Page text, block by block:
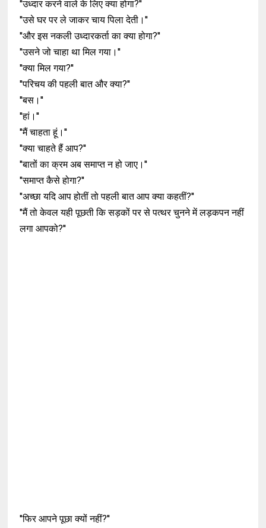
''उध्दार करने वाले के लिए क्या होगा?''
''उसे घर पर ले जाकर चाय पिला देती।''
''और इस नकली उध्दारकर्ता का क्या होगा?''
''उसने जो चाहा था मिल गया।''
''क्या मिल गया?''
''परिचय की पहली बात और क्या?''
''बस।''
''हां।''
''मैं चाहता हूं।''
''क्या चाहते हैं आप?''
''बातों का क्रम अब समाप्त न हो जाए।''
''समाप्त कैसे होगा?''
''अच्छा यदि आप होतीं तो पहली बात आप क्या कहतीं?''
''मैं तो केवल यही पूछती कि सड़कों पर से पत्थर चुनने में लड़कपन नहीं
लगा आपको?''
''फिर आपने पूछा क्यों नहीं?''